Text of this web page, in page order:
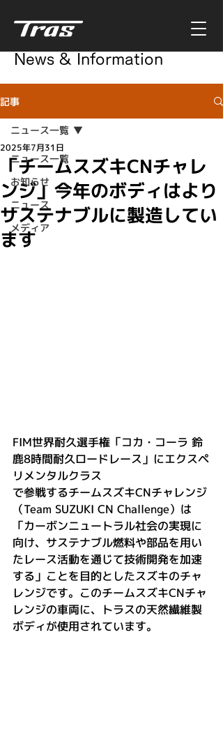
News & Information
記事
ニュース一覧
お知らせ
ニュース
メディア
ニュース一覧
「チームスズキCNチャレ
ンジ」今年のボディはより
サステナブルに製造してい
ます
2025年7月31日
FIM世界耐久選手権「コカ・コーラ 鈴
鹿8時間耐久ロードレース」にエクスペ
リメンタルクラス
で参戦するチームスズキCNチャレンジ
（Team SUZUKI CN Challenge）は
「カーボンニュートラル社会の実現に
向け、サステナブル燃料や部品を用い
たレース活動を通じて技術開発を加速
する」ことを目的としたスズキのチャ
レンジです。このチームスズキCNチャ
レンジの車両に、トラスの天然繊維製
ボディが使用されています。